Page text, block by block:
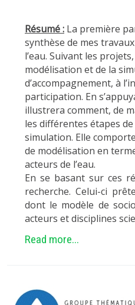
Résumé : La première
synthèse de mes
l’eau. Suivant les
modélisation et de la
d’accompagnement, à
participation. En
illustrera comment, de
les différentes étapes
simulation. Elle
de modélisation en
acteurs de l’eau.
En se basant sur ces
recherche. Celui-ci
dont le modèle de
acteurs et disciplines
Read more...